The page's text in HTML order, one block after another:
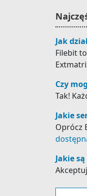
Jak
Filebit
Czy
Tak!
Jakie
Oprócz
Jakie